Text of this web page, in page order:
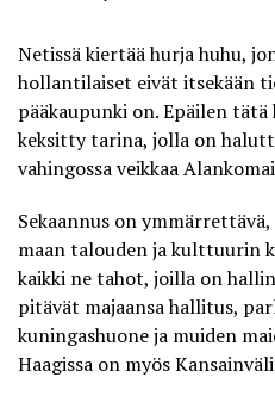
Netissä kiertää hurja huhu,
hollantilaiset eivät itsekään
pääkaupunki on. Epäilen
keksitty tarina, jolla on
vahingossa veikkaa
Sekaannus on
maan talouden ja kulttuurin
kaikki ne tahot, joilla on
pitävät majaansa hallitus,
kuningashuone ja muiden
Haagissa on myös